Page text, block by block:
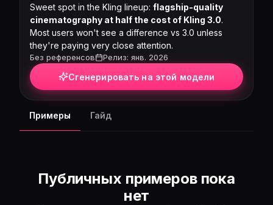
Sweet spot in the Kling lineup: flagship-quality
cinematography at half the cost of Kling 3.0.
Most users won't see a difference vs 3.0 unless
they're paying very close attention.
Без референсов Релиз: янв. 2026
Сгенерировать на этой модели
Примеры Гайд
Публичных примеров пока
нет